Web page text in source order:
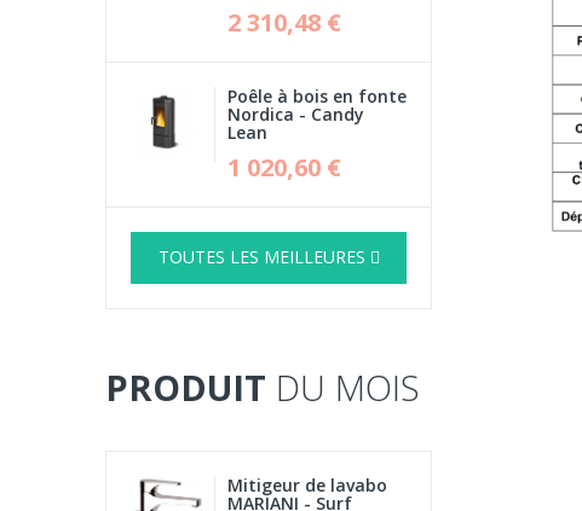
2 310,48 €
Poêle à bois en fonte
Nordica - Candy
Lean
1 020,60 €
TOUTES LES MEILLEURES
PRODUIT DU MOIS
Mitigeur de lavabo
MARIANI - Surf